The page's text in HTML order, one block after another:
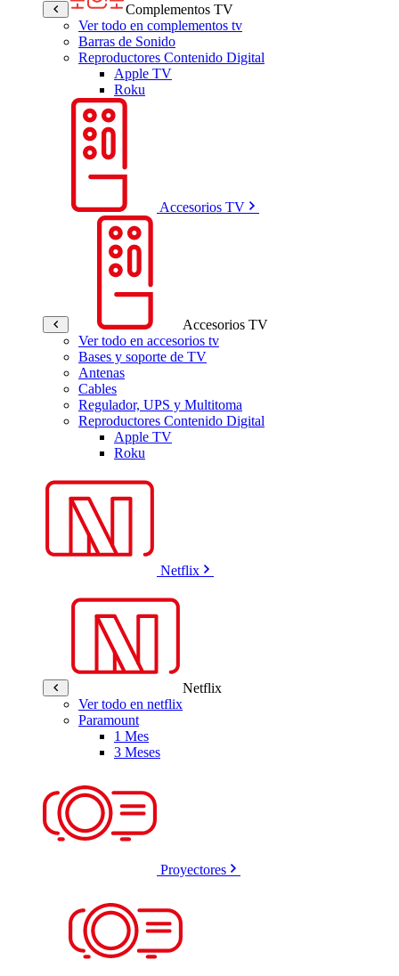
Complementos TV
Ver todo en complementos tv
Barras de Sonido
Reproductores Contenido Digital
Apple TV
Roku
Accesorios TV
Accesorios TV
Ver todo en accesorios tv
Bases y soporte de TV
Antenas
Cables
Regulador, UPS y Multitoma
Reproductores Contenido Digital
Apple TV
Roku
Netflix
Netflix
Ver todo en netflix
Paramount
1 Mes
3 Meses
Proyectores